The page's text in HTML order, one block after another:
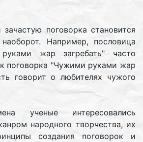
поговорка становится
Например, пословица
жар загребать" часто
поговорка "Чужими руками жар
говорит о любителях чужого
ученые интересовались
народного творчества, их
создания поговорок и